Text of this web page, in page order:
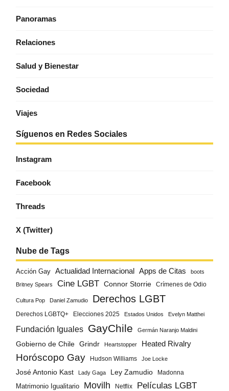
Panoramas
Relaciones
Salud y Bienestar
Sociedad
Viajes
Síguenos en Redes Sociales
Instagram
Facebook
Threads
X (Twitter)
Nube de Tags
Acción Gay Actualidad Internacional Apps de Citas boots
Britney Spears Cine LGBT Connor Storrie Crímenes de Odio
Cultura Pop Daniel Zamudio Derechos LGBT
Derechos LGBTQ+ Elecciones 2025 Estados Unidos Evelyn Matthei
Fundación Iguales GayChile Germán Naranjo Maldini
Gobierno de Chile Grindr Heartstopper Heated Rivalry
Horóscopo Gay Hudson Williams Joe Locke
José Antonio Kast Lady Gaga Ley Zamudio Madonna
Matrimonio Igualitario Movilh Netflix Películas LGBT